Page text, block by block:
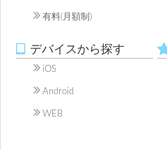
有料(月額制)
デバイスから探す
iOS
Android
WEB